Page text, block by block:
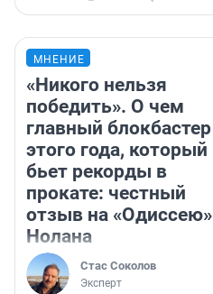
МНЕНИЕ
«Никого нельзя
победить». О чем
главный блокбастер
этого года, который
бьет рекорды в
прокате: честный
отзыв на «Одиссею»
Нолана
Стас Соколов
Эксперт